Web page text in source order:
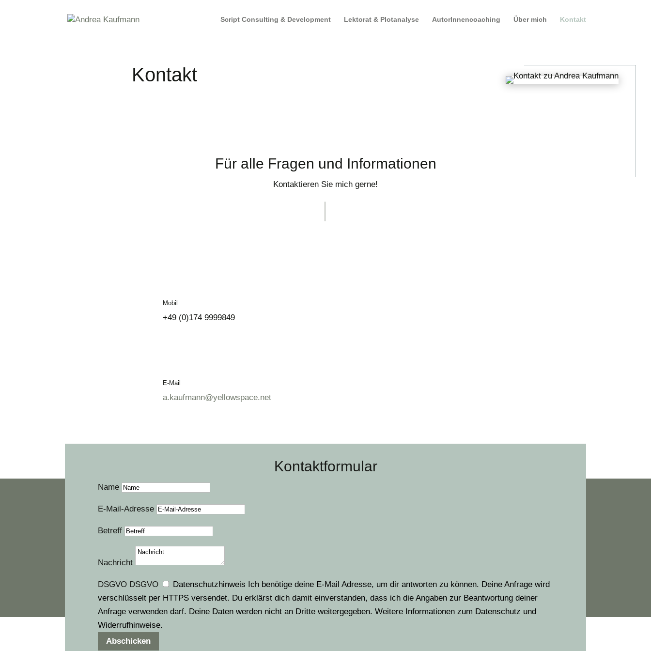
Script Consulting & Development Lektorat & Plotanalyse AutorInnencoaching Über mich Kontakt
Kontakt
Für alle Fragen und Informationen
Kontaktieren Sie mich gerne!
Mobil
+49 (0)174 9999849
E-Mail
a.kaufmann@yellowspace.net
Kontaktformular
Name
E-Mail-Adresse
Betreff
Nachricht
DSGVO DSGVO
Datenschutzhinweis Ich benötige deine E-Mail Adresse, um dir antworten zu können. Deine Anfrage wird
verschlüsselt per HTTPS versendet. Du erklärst dich damit einverstanden, dass ich die Angaben zur Beantwortung deiner
Anfrage verwenden darf. Deine Daten werden nicht an Dritte weitergegeben. Weitere Informationen zum Datenschutz und
Widerrufhinweise.
Abschicken